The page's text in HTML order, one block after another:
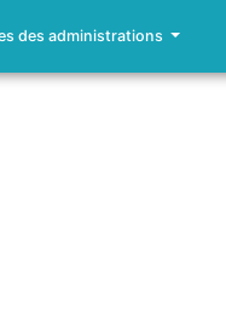
des administrations